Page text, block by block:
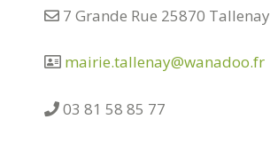
7 Grande Rue 25870 Tallenay
mairie.tallenay@wanadoo.fr
03 81 58 85 77